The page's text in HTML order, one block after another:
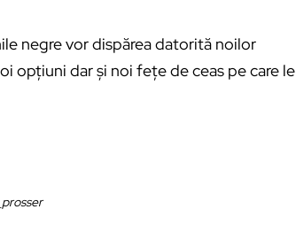
negre vor dispărea datorită noilor
opțiuni dar și noi fețe de ceas pe care le